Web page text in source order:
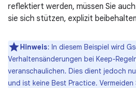
reflektiert werden, müssen Sie
sie sich stützen, explizit
Hinweis: In diesem Beispiel wird
Verhaltensänderungen bei Keep-
veranschaulichen. Dies dient jedoch
und ist keine Best Practice.